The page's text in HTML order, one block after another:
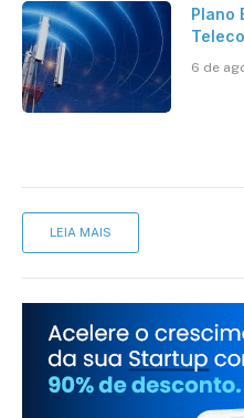
Plano
6 de
LEIA MAIS